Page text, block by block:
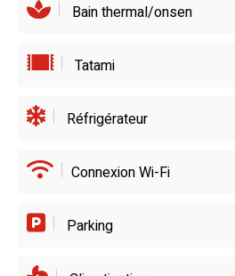
Bain thermal/onsen
Tatami
Réfrigérateur
Connexion Wi-Fi
Parking